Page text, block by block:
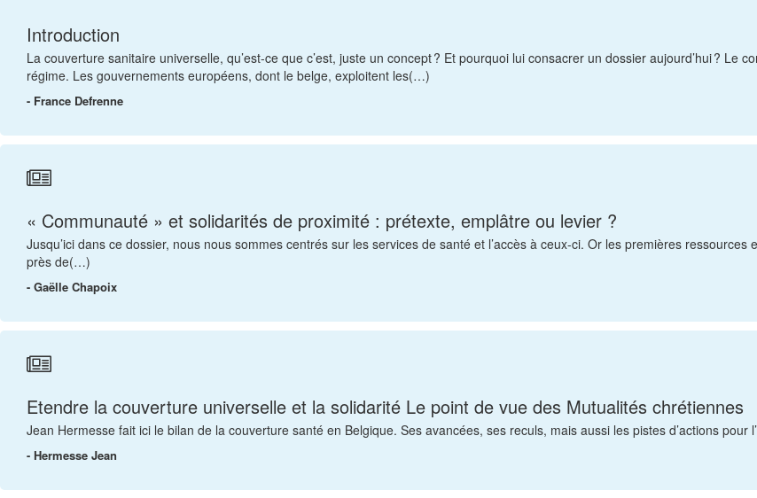
Introduction
La couverture sanitaire universelle, qu’est-ce que c’est, juste un concept ? Et pourquoi lui consacrer un dossier aujourd’hui ? Le
régime. Les gouvernements européens, dont le belge, exploitent les(…)
- France Defrenne
« Communauté » et solidarités de proximité : prétexte, emplâtre ou levier ?
Jusqu’ici dans ce dossier, nous nous sommes centrés sur les services de santé et l’accès à ceux-ci. Or les premières
près de(…)
- Gaëlle Chapoix
Etendre la couverture universelle et la solidarité Le point de vue des Mutualités chrétiennes
Jean Hermesse fait ici le bilan de la couverture santé en Belgique. Ses avancées, ses reculs, mais aussi les pistes d’actions pour
- Hermesse Jean